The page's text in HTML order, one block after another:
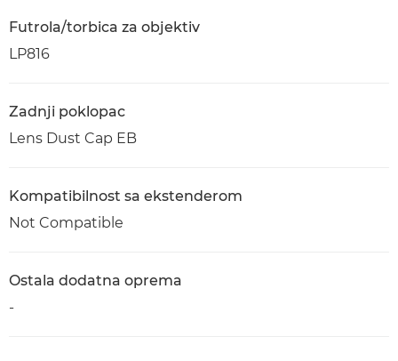
Futrola/torbica za objektiv
LP816
Zadnji poklopac
Lens Dust Cap EB
Kompatibilnost sa ekstenderom
Not Compatible
Ostala dodatna oprema
-